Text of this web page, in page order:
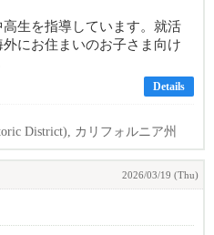
生を指導しています。就活
にお住まいのお子さま向け
Details
District), カリフォルニア州
2026/03/19 (Thu)